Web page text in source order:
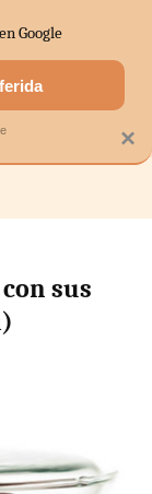
MERCADOS
sus
×
Google